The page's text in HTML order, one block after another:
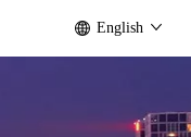
English